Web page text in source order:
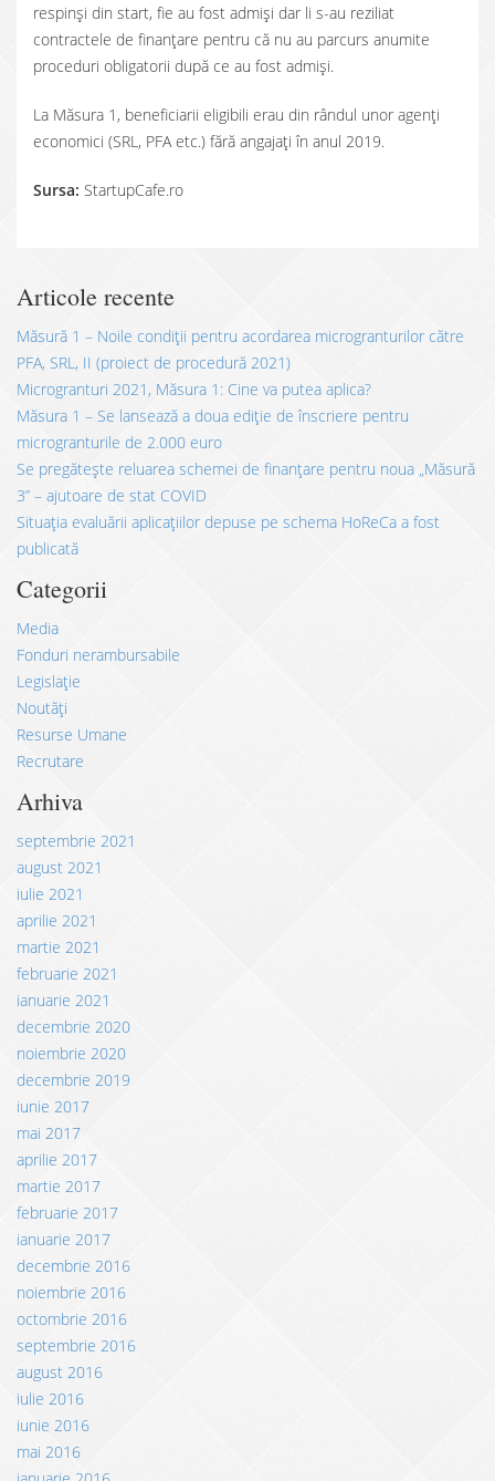
respinși din start, fie au fost admiși dar li s-au reziliat
contractele de finanțare pentru că nu au parcurs anumite
proceduri obligatorii după ce au fost admiși.
La Măsura 1, beneficiarii eligibili erau din rândul unor agenți
economici (SRL, PFA etc.) fără angajați în anul 2019.
Sursa: StartupCafe.ro
Articole recente
Măsură 1 – Noile condiții pentru acordarea microgranturilor către
PFA, SRL, II (proiect de procedură 2021)
Microgranturi 2021, Măsura 1: Cine va putea aplica?
Măsura 1 – Se lansează a doua ediție de înscriere pentru
microgranturile de 2.000 euro
Se pregătește reluarea schemei de finanțare pentru noua „Măsură
3” – ajutoare de stat COVID
Situația evaluării aplicațiilor depuse pe schema HoReCa a fost
publicată
Categorii
Media
Fonduri nerambursabile
Legislație
Noutăți
Resurse Umane
Recrutare
Arhiva
septembrie 2021
august 2021
iulie 2021
aprilie 2021
martie 2021
februarie 2021
ianuarie 2021
decembrie 2020
noiembrie 2020
decembrie 2019
iunie 2017
mai 2017
aprilie 2017
martie 2017
februarie 2017
ianuarie 2017
decembrie 2016
noiembrie 2016
octombrie 2016
septembrie 2016
august 2016
iulie 2016
iunie 2016
mai 2016